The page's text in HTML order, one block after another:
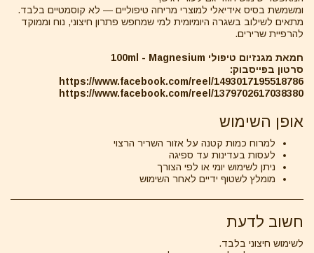
ומשמשת בסיס אידיאלי למוצרי מריחה טיפוליים — לא קוסמטיים בלבד.
מתאים לשילוב בשגרה היומיומית למי שמחפש פתרון חיצוני, נוח וממוקד
להרפיית שרירים.
חמאת מגנזיום טיפולי 100ml - Magnesium
סרטון בפייסבוק:
https://www.facebook.com/reel/1493017195518786
https://www.facebook.com/reel/1379702617038380
אופן השימוש
למרוח כמות קטנה על אזור השריר הרצוי
לעסות בעדינות עד ספיגה
ניתן לשימוש יומי או לפי הצורך
מומלץ לשטוף ידיים לאחר השימוש
חשוב לדעת
לשימוש חיצוני בלבד.